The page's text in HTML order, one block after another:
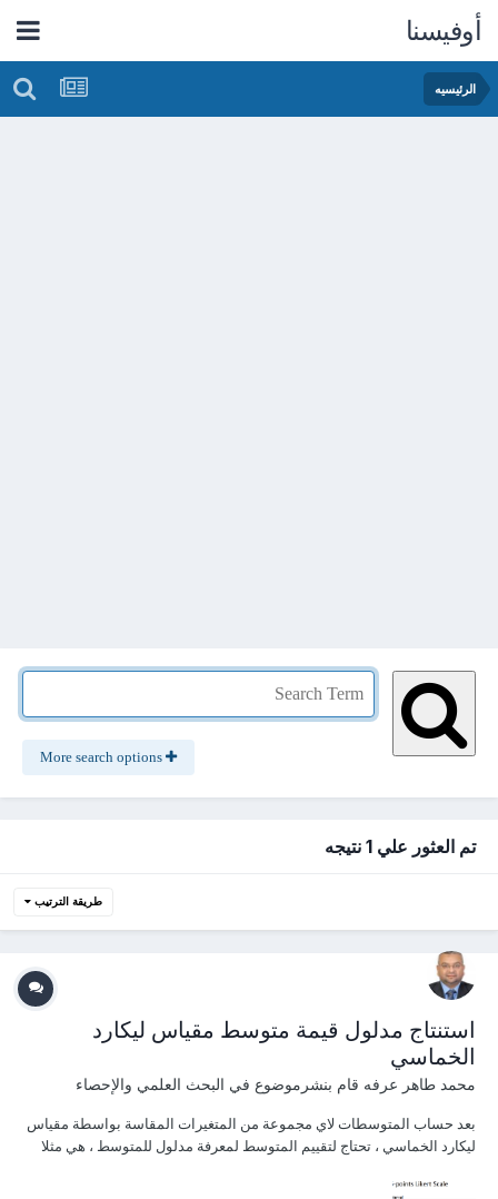
أوفيسنا
الرئيسيه
تم العثور علي 1 نتيجه
طريقة الترتيب
استنتاج مدلول قيمة متوسط مقياس ليكارد
الخماسي
محمد طاهر عرفه قام بنشرموضوع في البحث العلمي والإحصاء
بعد حساب المتوسطات لاي مجموعة من المتغيرات المقاسة بواسطة مقياس
ليكارد الخماسي ، تحتاج لتقييم المتوسط لمعرفة مدلول للمتوسط ، هي مثلا
يعني ان نتيجة المتوسط هي لأ أتفق تماما و طبعا مع عدد المتغيرات الكبير